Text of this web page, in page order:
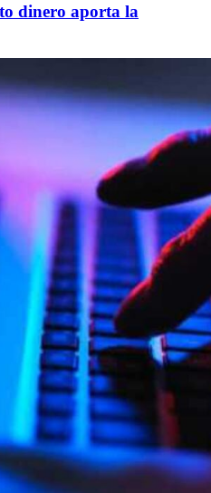
dinero aporta la